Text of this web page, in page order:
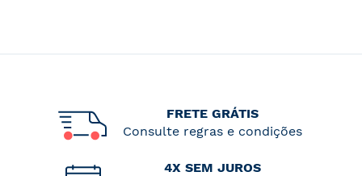
FRETE GRÁTIS
Consulte regras e condições
4X SEM JUROS